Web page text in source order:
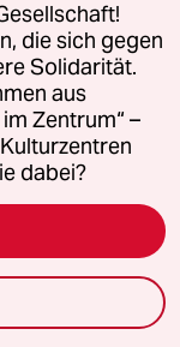
zur
wo die
die sich gegen
Solidarität.
aus
Zentrum“ –
dabei?